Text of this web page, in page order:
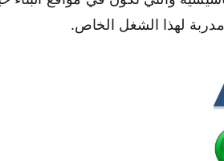
لهذا الشغل الخاص.